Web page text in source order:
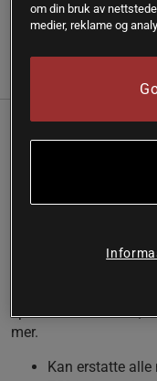
Les mer
Måltidserstatning
alle måltider i løpet
løpet av en dag og
mer.
Kan erstatte alle
om din bruk av
medier, reklame og